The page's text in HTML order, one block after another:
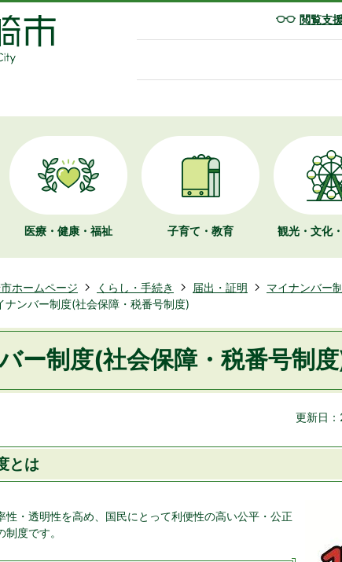
閲覧支
医療・健康・福祉 子育て・教育 観光・文化・
ホームページ くらし・手続き 届出・証明
マイナンバー
ナンバー制度(社会保障・税番号制度)
ー制度(社会保障・税番号制
更新日
とは
性・透明性を高め、国民にとって利便性の高い公平・公正
度です。